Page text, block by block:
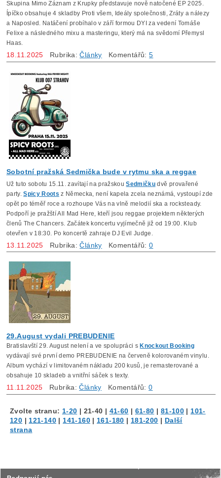
Skupina Mimo Záznam z Krupky představuje nově natočené EP 2025.
Ípíčko obsahuje 4 skladby Proti všem, Ideály společnosti, Zráty a nálezy
a Naposled. Natáčení probíhalo v září formou DYI za vedení Tomáše
Felixe a následného mixu a masteringu, který má na svědomí Přemysl
Haas.
18.11.2025 Rubrika:Články Komentářů:5
Sobotní pražská Sedmička bude v rytmu ska a reggae
Už tuto sobotu 15.11. zavítají na pražskouSedmičku dvě provařené
party.Spicy Roots z Německa, není kapela zcela neznámá, vystoupí zde
opět po téměř roce a rozhoupe Vás na vlně melodií ska a rocksteady.
Podpoří je pražští All Mad Here, kteří jsou reggae projektem některých
členů The Chancers. Začátek koncertu vyjímečně již od 19:00. Klub
otevřen v 18:30. Po koncertě zahraje DJ Evil Judge.
13.11.2025 Rubrika:Články Komentářů:0
29.August vydali PREBUDENIE
Bratislavští 29. August nelení a ve spolupráci s Knockout Booking
vydávají své první demo PREBUDENIE na červeně kolorovaném vinylu.
Album vychází v limitovaném nákladu 200 kusů, je remasterované a
obsahuje 10 skladeb a vnitřní sáček s texty.
11.11.2025 Rubrika:Články Komentářů:0
Zvolte stranu: 1-20 | 21-40 | 41-60 | 61-80 | 81-100 | 101-
120 | 121-140 | 141-160| 161-180 | 181-200 | Další
strana